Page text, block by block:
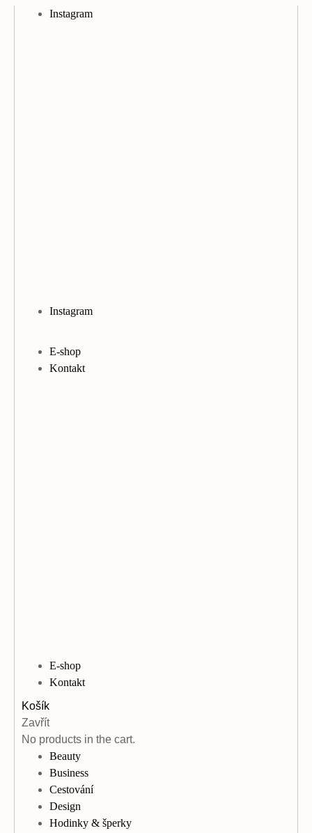
Instagram
Instagram
E-shop
Kontakt
E-shop
Kontakt
Košík
Zavřít
No products in the cart.
Beauty
Business
Cestování
Design
Hodinky & šperky